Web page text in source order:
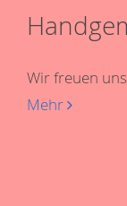
Wir freuen
Mehr